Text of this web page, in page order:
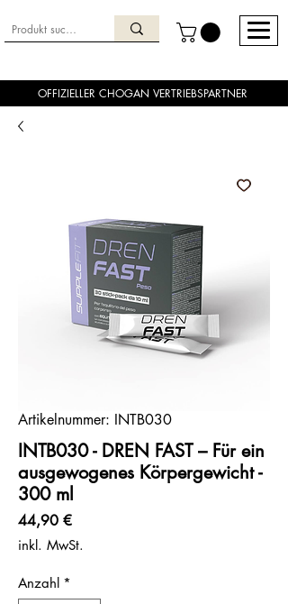
OFFIZIELLER CHOGAN VERTRIEBSPARTNER
Artikelnummer: INTB030
INTB030 - DREN FAST – Für ein
ausgewogenes Körpergewicht -
300 ml
44,90 €Preis
inkl. MwSt.
Anzahl *